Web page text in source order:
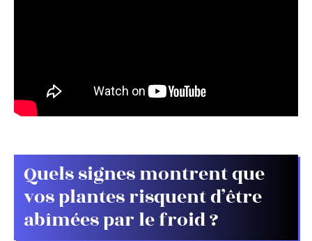
Quels signes montrent que
vos plantes risquent d’être
abîmées par le froid ?